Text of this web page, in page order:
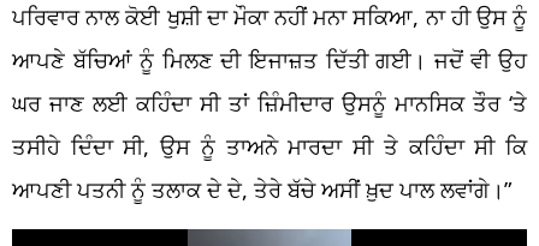
ਪਰਿਵਾਰ ਨਾਲ ਕੋਈ ਖੁਸ਼ੀ ਦਾ ਮੌਕਾ ਨਹੀਂ ਮਨਾ ਸਕਿਆ, ਨਾ ਹੀ ਉਸ ਨੂੰ
ਆਪਣੇ ਬੱਚਿਆਂ ਨੂੰ ਮਿਲਣ ਦੀ ਇਜਾਜ਼ਤ ਦਿੱਤੀ ਗਈ। ਜਦੋਂ ਵੀ ਉਹ
ਘਰ ਜਾਣ ਲਈ ਕਹਿੰਦਾ ਸੀ ਤਾਂ ਜ਼ਿੰਮੀਦਾਰ ਉਸਨੂੰ ਮਾਨਸਿਕ ਤੌਰ ‘ਤੇ
ਤਸੀਹੇ ਦਿੰਦਾ ਸੀ, ਉਸ ਨੂੰ ਤਾਅਨੇ ਮਾਰਦਾ ਸੀ ਤੇ ਕਹਿੰਦਾ ਸੀ ਕਿ
ਆਪਣੀ ਪਤਨੀ ਨੂੰ ਤਲਾਕ ਦੇ ਦੇ, ਤੇਰੇ ਬੱਚੇ ਅਸੀਂ ਖ਼ੁਦ ਪਾਲ ਲਵਾਂਗੇ।”